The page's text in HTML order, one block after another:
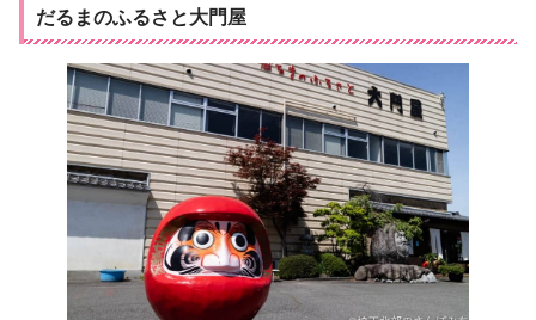
だるまのふるさと大門屋